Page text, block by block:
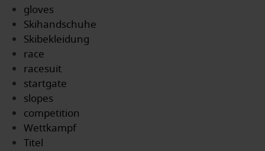
gloves
Skihandschuhe
Skibekleidung
race
racesuit
startgate
slopes
competition
Wettkampf
Titel